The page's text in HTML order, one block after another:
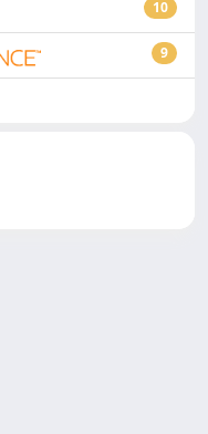
10
9